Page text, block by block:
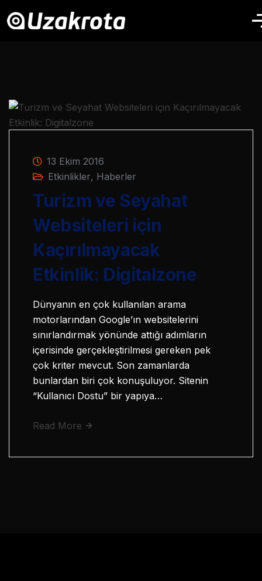
13 Ekim 2016
Etkinlikler, Haberler
Turizm ve Seyahat
Websiteleri için
Kaçırılmayacak
Etkinlik: Digitalzone
Dünyanın en çok kullanılan arama
motorlarından Google’ın websitelerini
sınırlandırmak yönünde attığı adımların
içerisinde gerçekleştirilmesi gereken pek
çok kriter mevcut. Son zamanlarda
bunlardan biri çok konuşuluyor. Sitenin
“Kullanıcı Dostu” bir yapıya…
Read More